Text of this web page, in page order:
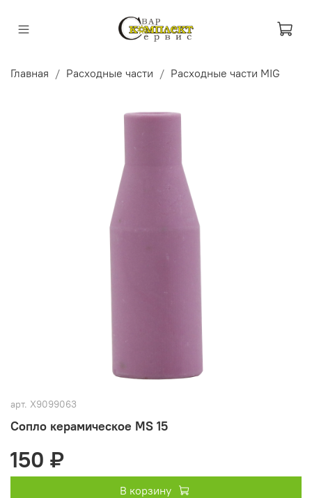
Главная Расходные части Расходные части MIG
арт. X9099063
Сопло керамическое MS 15
150 ₽
В корзину